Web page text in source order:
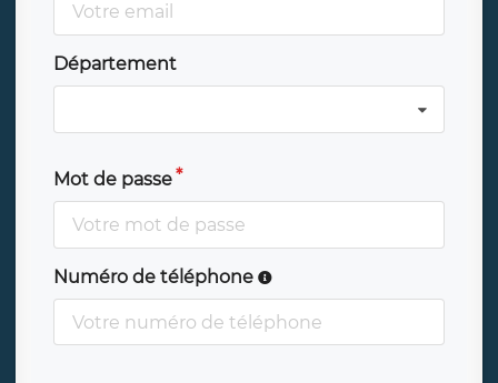
Département
Mot de passe
Numéro de téléphone